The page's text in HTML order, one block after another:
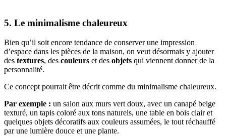
5. Le minimalisme chaleureux
Bien qu’il soit encore tendance de conserver une impression
d’espace dans les pièces de la maison, on veut désormais y ajouter
des textures, des couleurs et des objets qui viennent donner de la
personnalité.
Ce concept pourrait être décrit comme du minimalisme chaleureux.
Par exemple : un salon aux murs vert doux, avec un canapé beige
texturé, un tapis coloré aux tons naturels, une table en bois clair et
quelques objets décoratifs aux couleurs assumées, le tout réchauffé
par une lumière douce et une plante.